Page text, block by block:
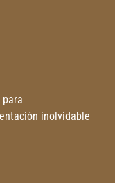
inolvidable